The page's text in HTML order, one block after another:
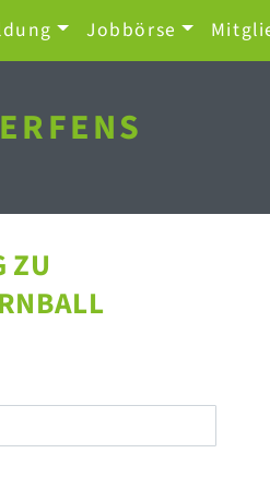
Jobbörse
ZU